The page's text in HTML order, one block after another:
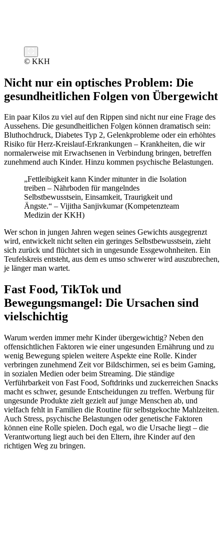
© KKH
Nicht nur ein optisches Problem: Die
gesundheitlichen Folgen von Übergewicht
Ein paar Kilos zu viel auf den Rippen sind nicht nur eine Frage des
Aussehens. Die gesundheitlichen Folgen können dramatisch sein:
Bluthochdruck, Diabetes Typ 2, Gelenkprobleme oder ein erhöhtes
Risiko für Herz-Kreislauf-Erkrankungen – Krankheiten, die wir
normalerweise mit Erwachsenen in Verbindung bringen, betreffen
zunehmend auch Kinder. Hinzu kommen psychische Belastungen.
„Fettleibigkeit kann Kinder mitunter in die Isolation
treiben – Nährboden für mangelndes
Selbstbewusstsein, Einsamkeit, Traurigkeit und
Ängste.“ – Vijitha Sanjivkumar (Kompetenzteam
Medizin der KKH)
Wer schon in jungen Jahren wegen seines Gewichts ausgegrenzt
wird, entwickelt nicht selten ein geringes Selbstbewusstsein, zieht
sich zurück und flüchtet sich in ungesunde Essgewohnheiten. Ein
Teufelskreis entsteht, aus dem es umso schwerer wird auszubrechen,
je länger man wartet.
Fast Food, TikTok und
Bewegungsmangel: Die Ursachen sind
vielschichtig
Warum werden immer mehr Kinder übergewichtig? Neben den
offensichtlichen Faktoren wie einer ungesunden Ernährung und zu
wenig Bewegung spielen weitere Aspekte eine Rolle. Kinder
verbringen zunehmend Zeit vor Bildschirmen, sei es beim Gaming,
in sozialen Medien oder beim Streaming. Die ständige
Verführbarkeit von Fast Food, Softdrinks und zuckerreichen Snacks
macht es schwer, gesunde Entscheidungen zu treffen. Werbung für
ungesunde Produkte zielt gezielt auf junge Menschen ab, und
vielfach fehlt in Familien die Routine für selbstgekochte Mahlzeiten.
Auch Stress, psychische Belastungen oder genetische Faktoren
können eine Rolle spielen. Doch egal, wo die Ursache liegt – die
Verantwortung liegt auch bei den Eltern, ihre Kinder auf den
richtigen Weg zu bringen.